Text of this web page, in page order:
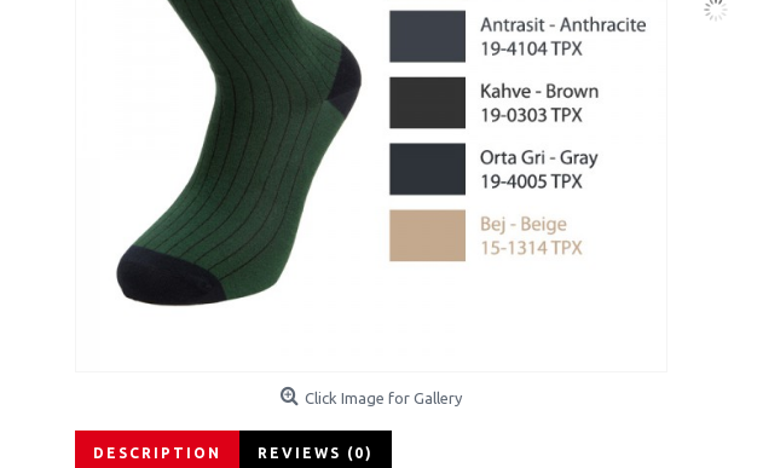
Click Image for Gallery
DESCRIPTION REVIEWS (0)